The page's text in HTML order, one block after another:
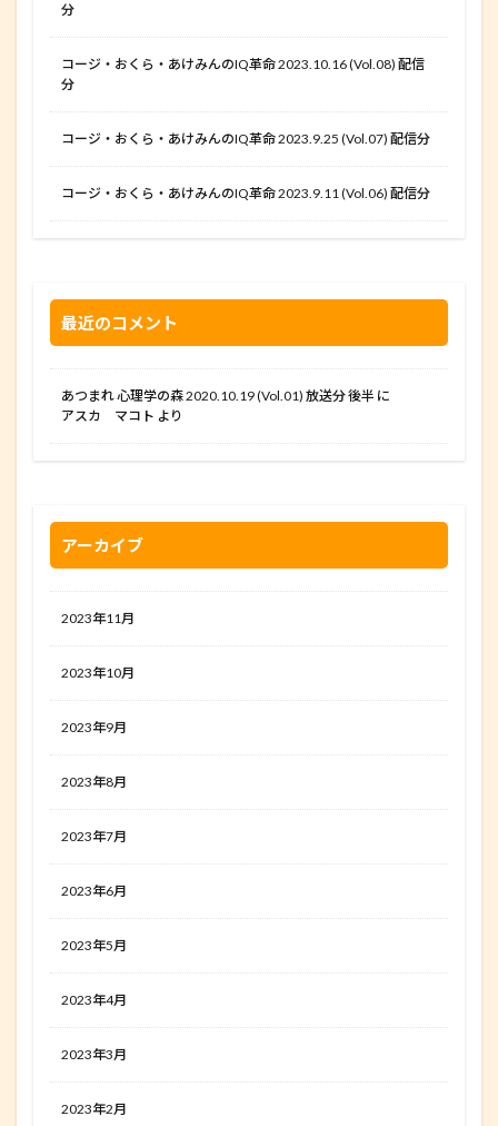
分
コージ・おくら・あけみんのIQ革命 2023.10.16 (Vol.08) 配信
分
コージ・おくら・あけみんのIQ革命 2023.9.25 (Vol.07) 配信分
コージ・おくら・あけみんのIQ革命 2023.9.11 (Vol.06) 配信分
最近のコメント
あつまれ 心理学の森 2020.10.19 (Vol.01) 放送分 後半 に
アスカ マコト より
アーカイブ
2023年11月
2023年10月
2023年9月
2023年8月
2023年7月
2023年6月
2023年5月
2023年4月
2023年3月
2023年2月